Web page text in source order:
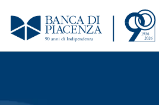
contenuto
principale